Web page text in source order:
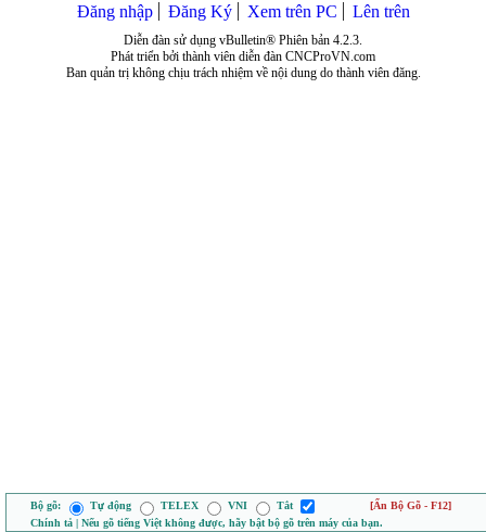
Đăng nhập Đăng Ký Xem trên PC Lên trên
Diễn đàn sử dụng vBulletin® Phiên bản 4.2.3.
Phát triển bởi thành viên diễn đàn CNCProVN.com
Ban quản trị không chịu trách nhiệm về nội dung do thành viên đăng.
Bộ gõ: Tự động TELEX VNI Tắt
[Ẩn Bộ Gõ - F12]
Chính tả | Nếu gõ tiếng Việt không được, hãy bật bộ gõ trên máy của bạn.